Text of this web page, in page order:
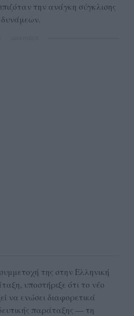
την ανάγκη σύγκλισης
της στην Ελληνική
υποστήριξε ότι το νέο
να ενώσει διαφορετικά
παράταξης — τη